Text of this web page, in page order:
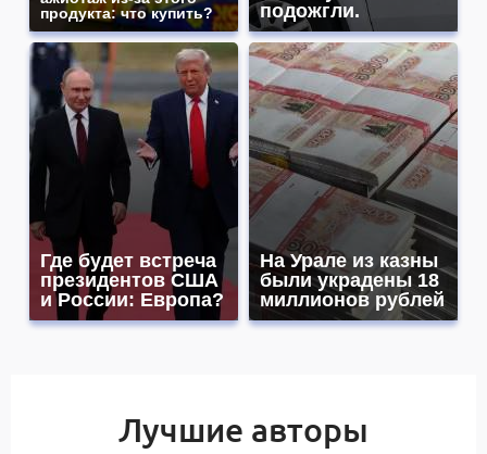
продукта: что купить?
подожгли.
Где будет встреча
президентов США
и России: Европа?
На Урале из казны
были украдены 18
миллионов рублей
Лучшие авторы